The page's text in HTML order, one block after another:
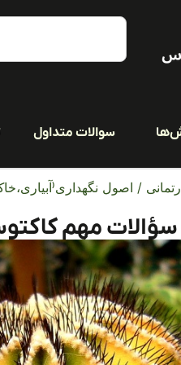
سوالات متداول
/ اصول
سؤالات مهم